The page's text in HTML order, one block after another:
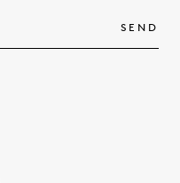
SEND